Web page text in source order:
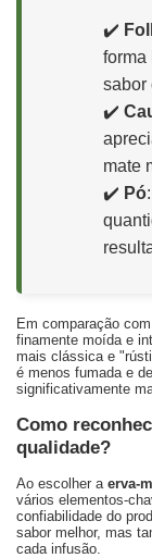
✔️
forma
sabor
✔️
mate
✔️ Pó
Em comparação
finamente moída e
mais clássica e
é menos fumada e
significativamente
Como
qualidade?
Ao escolher a erva-
vários elementos-
confiabilidade do
sabor melhor, mas
cada infusão.